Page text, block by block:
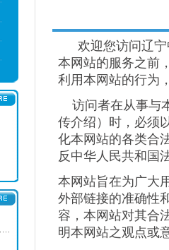
欢迎您访问辽宁
本网站的服务之前
利用本网站的行为
访问者在从事与
传介绍）时，必须
化本网站的各类合
反中华人民共和国
本网站旨在为广大
外部链接的准确性
容，本网站对其合
明本网站之观点或